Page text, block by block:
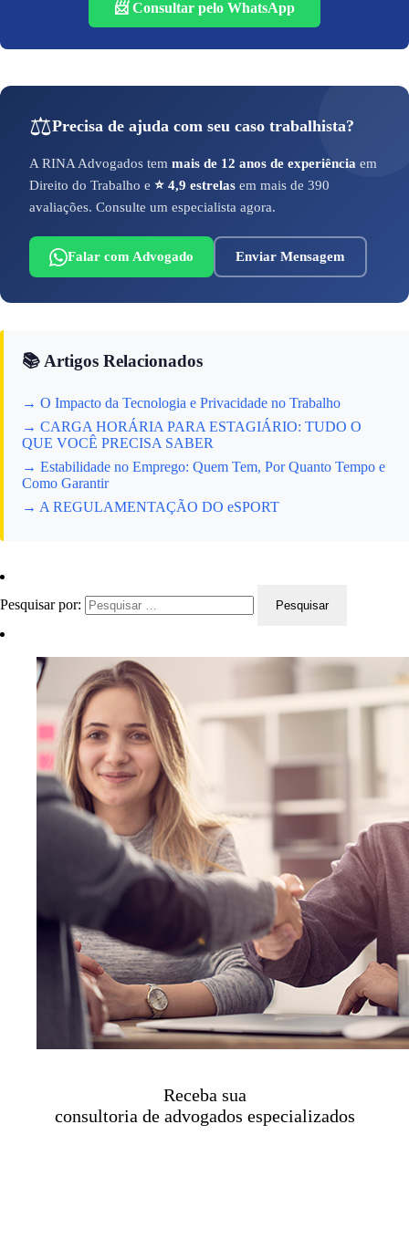
📨 Consultar pelo WhatsApp
⚖️Precisa de ajuda com seu caso trabalhista?
A RINA Advogados tem mais de 12 anos de experiência em
Direito do Trabalho e ⭐ 4,9 estrelas em mais de 390
avaliações. Consulte um especialista agora.
Falar com Advogado Enviar Mensagem
📚 Artigos Relacionados
→ O Impacto da Tecnologia e Privacidade no Trabalho
→ CARGA HORÁRIA PARA ESTAGIÁRIO: TUDO O
QUE VOCÊ PRECISA SABER
→ Estabilidade no Emprego: Quem Tem, Por Quanto Tempo e
Como Garantir
→ A REGULAMENTAÇÃO DO eSPORT
Pesquisar por:
Receba sua
consultoria de advogados especializados